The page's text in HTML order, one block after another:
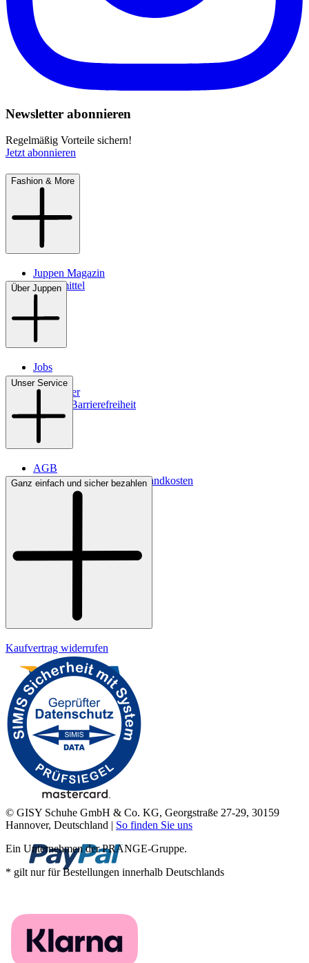
Newsletter abonnieren
Regelmäßig Vorteile sichern!
Jetzt abonnieren
Fashion & More
Juppen Magazin
Pflegemittel
Über Juppen
Jobs
Filialen
Newsletter
Digitale Barrierefreiheit
Unser Service
AGB
Lieferbedingungen & Versandkosten
Bezahlung
Ganz einfach und sicher bezahlen
Kaufvertrag widerrufen
© GISY Schuhe GmbH & Co. KG, Georgstraße 27-29, 30159
Hannover, Deutschland | So finden Sie uns
Ein Unternehmen der PRANGE-Gruppe.
* gilt nur für Bestellungen innerhalb Deutschlands